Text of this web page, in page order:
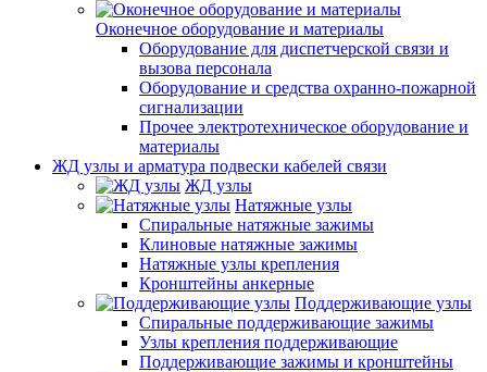
Оконечное оборудование и материалы
Оборудование для диспетчерской связи и
вызова персонала
Оборудование и средства охранно-пожарной
сигнализации
Прочее электротехническое оборудование и
материалы
ЖД узлы и арматура подвески кабелей связи
ЖД узлы
Натяжные узлы
Спиральные натяжные зажимы
Клиновые натяжные зажимы
Натяжные узлы крепления
Кронштейны анкерные
Поддерживающие узлы
Спиральные поддерживающие зажимы
Узлы крепления поддерживающие
Поддерживающие зажимы и кронштейны